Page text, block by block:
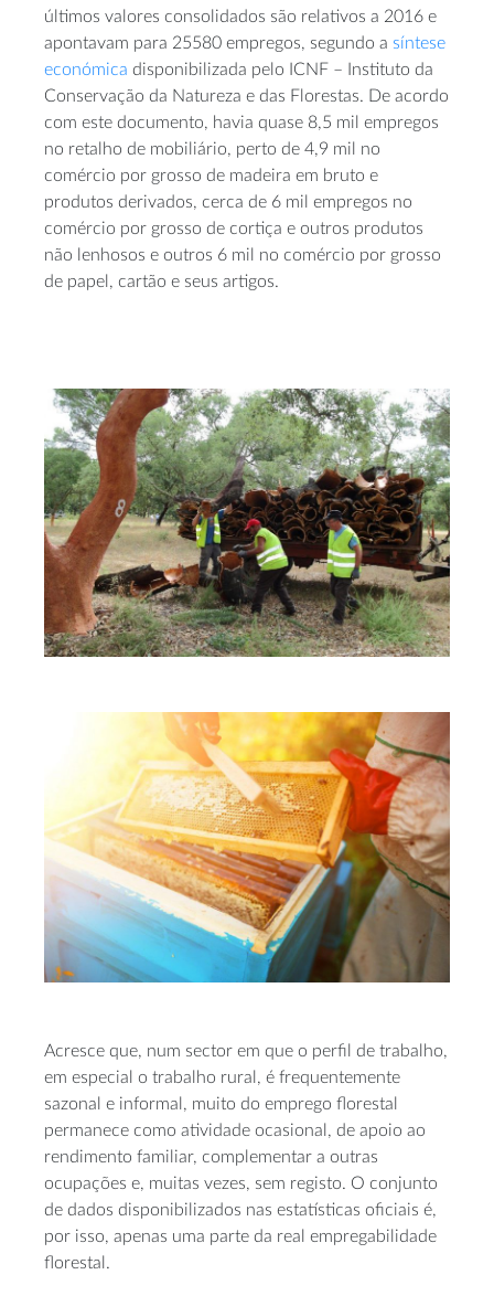
últimos valores consolidados são relativos a 2016 e
apontavam para 25580 empregos, segundo a síntese
económica disponibilizada pelo ICNF – Instituto da
Conservação da Natureza e das Florestas. De acordo
com este documento, havia quase 8,5 mil empregos
no retalho de mobiliário, perto de 4,9 mil no
comércio por grosso de madeira em bruto e
produtos derivados, cerca de 6 mil empregos no
comércio por grosso de cortiça e outros produtos
não lenhosos e outros 6 mil no comércio por grosso
de papel, cartão e seus artigos.
Acresce que, num sector em que o perfil de trabalho,
em especial o trabalho rural, é frequentemente
sazonal e informal, muito do emprego florestal
permanece como atividade ocasional, de apoio ao
rendimento familiar, complementar a outras
ocupações e, muitas vezes, sem registo. O conjunto
de dados disponibilizados nas estatísticas oficiais é,
por isso, apenas uma parte da real empregabilidade
florestal.